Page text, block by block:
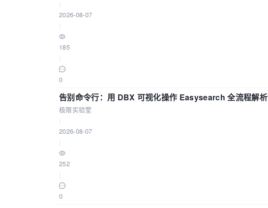
2026-08-07
185
0
告别命令行：用 DBX 可视化操作 Easysearch 全流程解析
极限实验室
2026-08-07
252
0